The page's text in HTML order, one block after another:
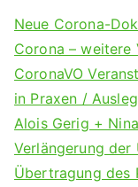
Neue Corona-
Corona – weitere
CoronaVO
in Praxen /
Alois Gerig +
Verlängerung
Übertragung des